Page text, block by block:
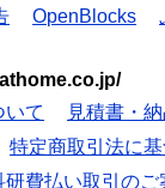
OpenBlocks
いて
見積書・
特定商取引法に
費払い取引のご